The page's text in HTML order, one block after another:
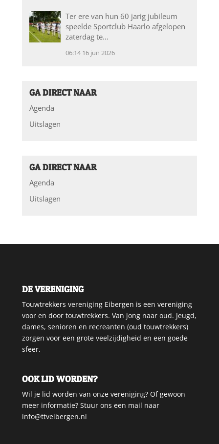
Ter ere van hun 60 jarig jubileum
speelde Sportclub Haarlo afgelopen
zaterdag te…
06:14 16 jun 2026
GA DIRECT NAAR
Agenda
Uitslagen
GA DIRECT NAAR
Agenda
Uitslagen
DE VERENIGING
Touwtrekkers vereniging Eibergen is een vereniging
voor en door touwtrekkers. Van jong naar oud. Jeugd,
dames, senioren en recreanten (oud touwtrekkers)
zorgen voor een grote veelzijdigheid en een goede
sfeer.
OOK LID WORDEN?
Wil je lid worden van onze vereniging? Of gewoon
meer informatie? Stuur ons een mail naar
info@ttveibergen.nl